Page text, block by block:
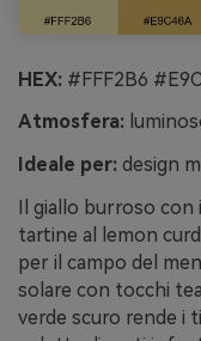
HEX: #FFF2B6
Atmosfera:
Ideale per: design
Il giallo burroso con
tartine al lemon
per il campo del
solare con tocchi
verde scuro rende i